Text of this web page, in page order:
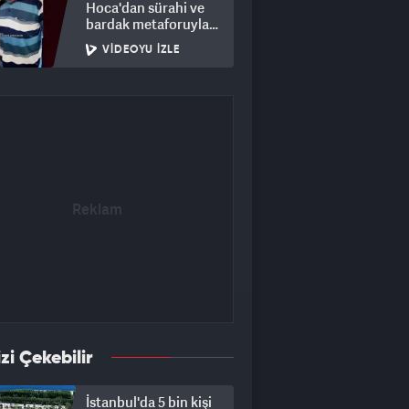
Hoca'dan sürahi ve
bardak metaforuyla
hayat dersi
VIDEOYU İZLE
Çekebilir
İstanbul'da 5 bin kişi